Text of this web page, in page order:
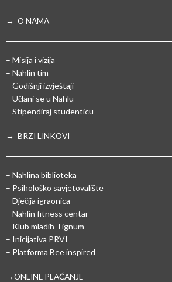
→ O NAMA
– Misija i vizija
– Nahlin tim
– Godišnji izvještaji
– Učlani se u Nahlu
– Stipendiraj studenticu
→ BRZI LINKOVI
– Nahlina biblioteka
– Psihološko savjetovalište
– Dječija igraonica
– Nahlin fitness centar
– Klub mladih Tignum
– Inicijativa PRVI
– Platforma Bee inspired
→ONLINE PLAĆANJE